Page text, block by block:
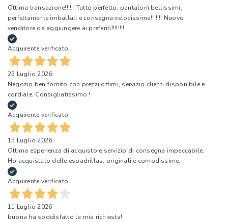
Ottima transazione!!!!!! Tutto perfetto, pantaloni bellissimi,
perfettamente imballati e consegna velocissima!!!!!!! Nuovo
venditore da aggiungere ai preferiti!!!!!!!!
Acquirente verificato
23 Luglio 2026
Negozio ben fornito con prezzi ottimi, servizio clienti disponibile e
cordiale. Consigliatissimo !
Acquirente verificato
15 Luglio 2026
Ottima esperienza di acquisto e servizio di consegna impeccabile.
Ho acquistato delle espadrillas, originali e comodissime.
Acquirente verificato
11 Luglio 2026
buona ha soddisfatto la mia richiesta!